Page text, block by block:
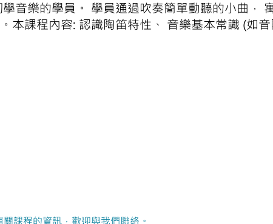
音樂的學員。 學員通過吹奏簡單動聽的小曲，
本課程內容: 認識陶笛特性、 音樂基本常識 (如
課程的資訊，歡迎與我們聯絡。